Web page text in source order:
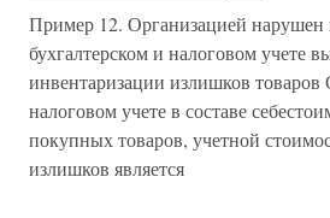
Пример 12. Организацией нарушен
бухгалтерском и налоговом учете
инвентаризации излишков товаров
налоговом учете в составе
покупных товаров, учетной
излишков является